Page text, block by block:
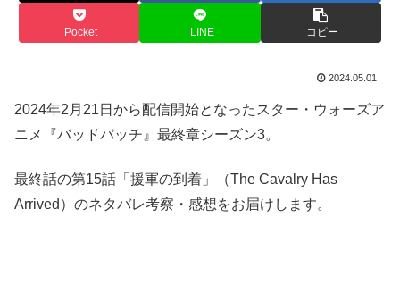
Pocket LINE コピー
2024.05.01
2024年2月21日から配信開始となったスター・ウォーズア
ニメ『バッドバッチ』最終章シーズン3。
最終話の第15話「援軍の到着」（The Cavalry Has
Arrived）のネタバレ考察・感想をお届けします。